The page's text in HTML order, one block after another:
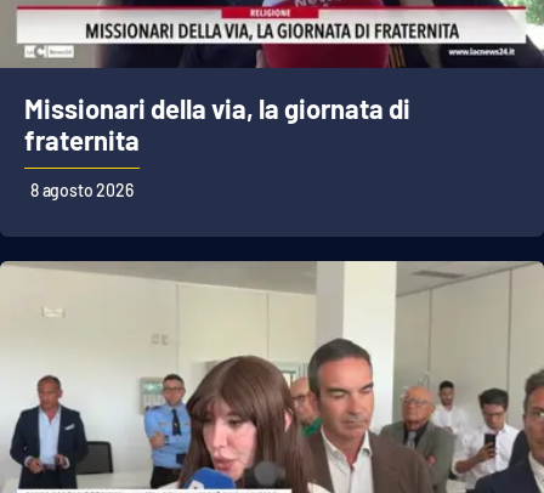
Economia e Lavoro
Politica
Sanità
Sport
RUBRICHE
Good Morning Vietnam
Missionari della via, la giornata di
fraternita
8 agosto 2026